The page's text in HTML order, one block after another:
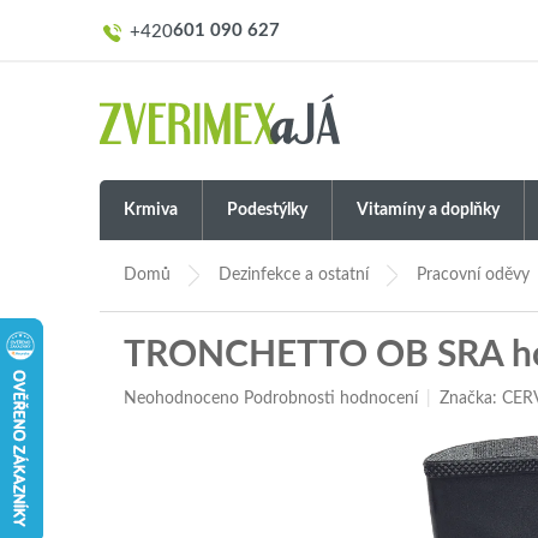
601 090 627
Krmiva Podestýlky Vitamíny a doplňky
Domů Dezinfekce a ostatní Pracovní oděvy
TRONCHETTO OB SRA
Průměrné
Neohodnoceno Podrobnosti hodnocení Značka: